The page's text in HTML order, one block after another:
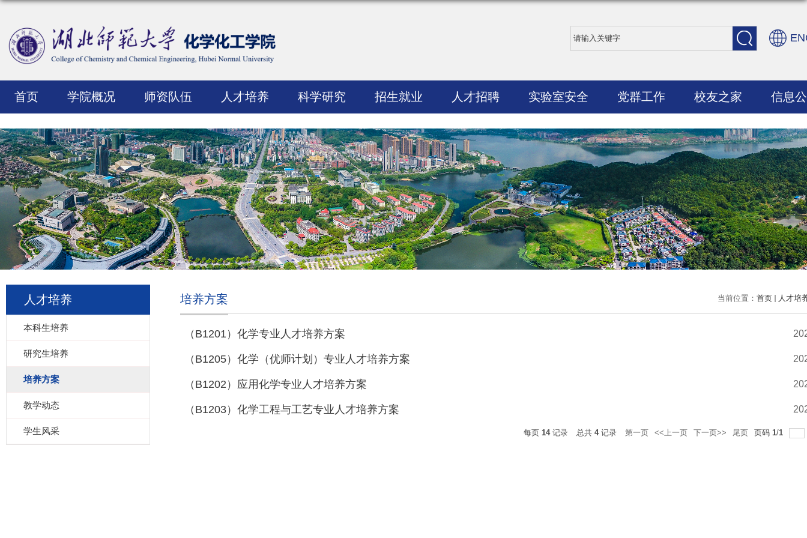
首页 学院概况 师资队伍 人才培养 科学研究 招生就业 人才招聘 实验室安全 党群工作 校友之家 信息
人才培养
本科生培养
研究生培养
培养方案
教学动态
学生风采
当前位置： 首页 人才培
培养方案
（B1201）化学专业人才培养方案
（B1205）化学（优师计划）专业人才培养方案
（B1202）应用化学专业人才培养方案
（B1203）化学工程与工艺专业人才培养方案
每页 14记录 总共 4记录 第一页 <<上一页 下一页>> 尾页 页码 1/1